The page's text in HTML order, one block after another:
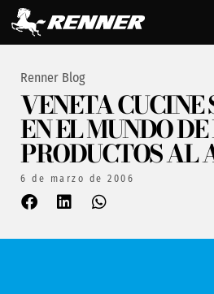
Renner Blog
VENETA CUCINE
EN EL MUNDO DE
PRODUCTOS AL
6 de marzo de 2006